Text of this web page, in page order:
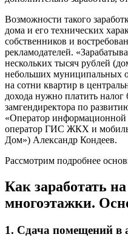
Возможности такого
дома и его технических
собственников и
рекламодателей.
нескольких тысяч рублей
небольших муниципальных
на сотни квартир в
дохода нужно платить налог
замгендиректора по
«Оператор
оператор ГИС ЖКХ и
Дом») Александр Кондеев.
Рассмотрим подробнее
Как заработать
многоэтажки.
1. Сдача помещений в